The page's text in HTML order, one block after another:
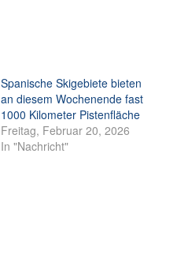
Spanische Skigebiete bieten
an diesem Wochenende fast
1000 Kilometer Pistenfläche
Freitag, Februar 20, 2026
In "Nachricht"